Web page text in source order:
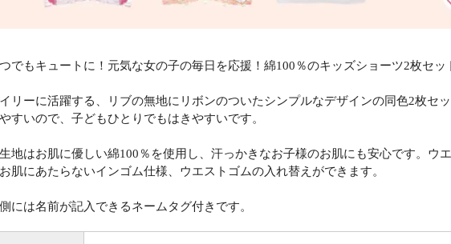
でもキュートに！元気な女の子の毎日を応援！綿100％のキッズショーツ2枚セッ
リーに活躍する、リブの無地にリボンのついたシンプルなデザインの同色2枚セ
すいので、子どもひとりでもはきやすいです。
地はお肌に優しい綿100％を使用し、汗っかきなお子様のお肌にも安心です。ウ
肌にあたらないインゴム仕様、ウエストゴムの入れ替えができます。
には名前が記入できるネームタグ付きです。